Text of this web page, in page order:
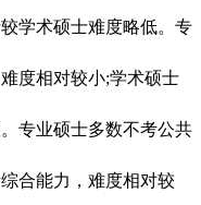
学术硕士难度略低。专
度相对较小;学术硕士
专业硕士多数不考公共
合能力，难度相对较